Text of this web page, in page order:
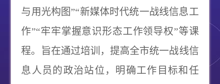
与用光构图”“新媒体时代统一战线信息工
作”“牢牢掌握意识形态工作领导权”等课
程。旨在通过培训，提高全市统一战线信
息人员的政治站位，明确工作目标和任